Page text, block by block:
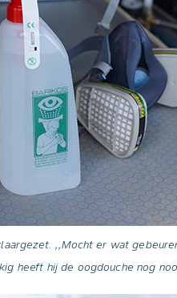
,,Mocht er wat
heeft hij de oogdouche nog